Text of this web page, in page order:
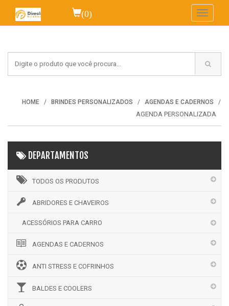
(0)
Toggle
HOME BRINDES PERSONALIZADOS AGENDAS E CADERNOS
AGENDA PERSONALIZADA
DEPARTAMENTOS
TODOS OS PRODUTOS
ABRIDORES E CHAVEIROS
ACESSÓRIOS PARA CARRO
AGENDAS E CADERNOS
ANTI STRESS E COFRINHOS
BALDES E COOLERS